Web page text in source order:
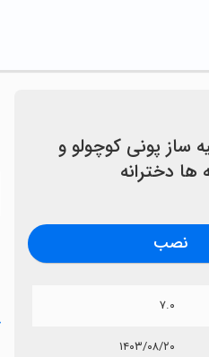
ساز پونی کوچولو و
ها دخترانه
نصب
۷.۰
۱۴۰۳/۰۸/۲۰